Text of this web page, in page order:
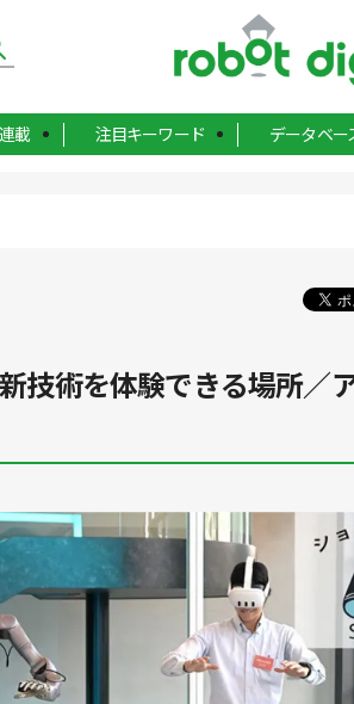
連載 注目キーワード データベー
技術を体験できる場所／